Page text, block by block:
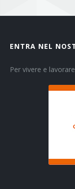
ENTRA NEL
Per vivere e